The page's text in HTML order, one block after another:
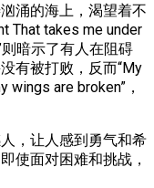
涌的海上，渴望着不
That takes me under
则暗示了有人在阻碍
有被打败，反而“My
wings are broken”，
，让人感到勇气和希
使面对困难和挑战，